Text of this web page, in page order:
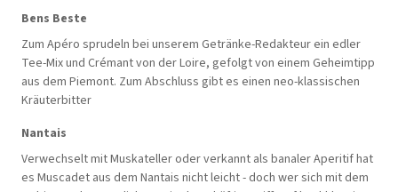
Bens Beste
Zum Apéro sprudeln bei unserem Getränke-Redakteur ein edler
Tee-Mix und Crémant von der Loire, gefolgt von einem Geheimtipp
aus dem Piemont. Zum Abschluss gibt es einen neo-klassischen
Kräuterbitter
Nantais
Verwechselt mit Muskateller oder verkannt als banaler Aperitif hat
es Muscadet aus dem Nantais nicht leicht - doch wer sich mit dem